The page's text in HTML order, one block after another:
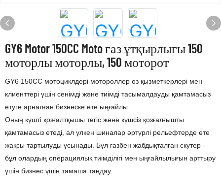
GY6 Motor 150CC Moto газ ұтқырлығы 150
моторлы моторлы, 150 моторот
GY6 150CC мотоциклдері мотороллер өз қызметкерлері мен
клиенттері үшін сенімді және тиімді тасымалдауды қамтамасыз
етуге арналған бизнеске өте ыңғайлы.
Оның күшті қозғалтқышы тегіс және күшсіз қозғалғышты
қамтамасыз етеді, ал үлкен шиналар әртүрлі рельефтерде өте
жақсы тартылуды ұсынады. Бұл газбен жабдықталған скутер -
бұл олардың операциялық тиімділігі мен ыңғайлылығын арттыру
үшін бизнес үшін тамаша таңдау.